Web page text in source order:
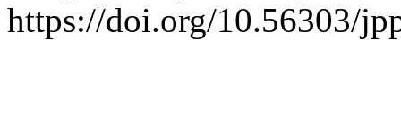
https://doi.org/10.56303/